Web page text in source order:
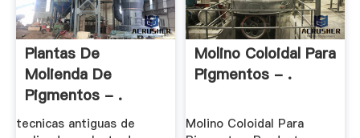
Plantas De
Molienda De
Pigmentos - .
tecnicas antiguas de
Molino Coloidal Para
Pigmentos - .
Molino Coloidal Para